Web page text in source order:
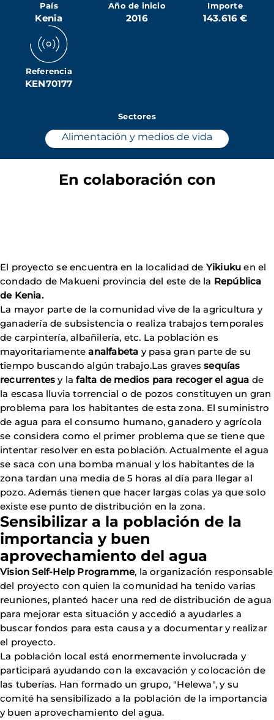
País
Kenia
Año de inicio
2016
Importe
143.616 €
Referencia
KEN70177
Sectores
Alimentación y medios de vida
En colaboración con
El proyecto se encuentra en la localidad de Yikiuku en el
condado de Makueni provincia del este de la República
de Kenia.
La mayor parte de la comunidad vive de la agricultura y
ganadería de subsistencia o realiza trabajos temporales
de carpintería, albañilería, etc. La población es
mayoritariamenteanalfabeta y pasa gran parte de su
tiempo buscando algún trabajo.Las gravessequías
recurrentes y lafalta de medios para recoger el agua de
la escasa lluvia torrencial o de pozos constituyen un gran
problema para los habitantes de esta zona. El suministro
de agua para el consumo humano, ganadero y agrícola
se considera como el primer problema que se tiene que
intentar resolver en esta población. Actualmente el agua
se saca con una bomba manual y los habitantes de la
zona tardan una media de 5 horas al día para llegar al
pozo. Además tienen que hacer largas colas ya que solo
existe ese punto de distribución en la zona.
Sensibilizar a la población de la
importancia y buen
aprovechamiento del agua
Vision Self-Help Programme, la organización responsable
del proyecto con quien la comunidad ha tenido varias
reuniones, planteó hacer una red de distribución de agua
para mejorar esta situación y accedió a ayudarles a
buscar fondos para esta causa y a documentar y realizar
el proyecto.
La población local está enormemente involucrada y
participará ayudando con la excavación y colocación de
las tuberías. Han formado un grupo, "Helewa", y su
comité ha sensibilizado a la población de la importancia
y buen aprovechamiento del agua.